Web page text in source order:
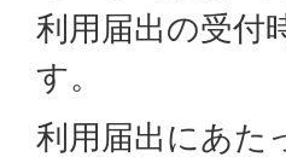
利用届出の受付
す。
利用届出にあた